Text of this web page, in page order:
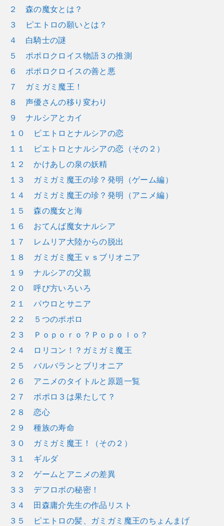
２ 森の魔女とは？
３ ピエトロの願いとは？
４ 白騎士の謎
５ ポポロクロイス物語３の推測
６ ポポロクロイスの善と悪
７ ガミガミ魔王！
８ 声優さんの移り変わり
９ ナルシアとカイ
１０ ピエトロとナルシアの恋
１１ ピエトロとナルシアの恋（その２）
１２ かけあしの泉の妖精
１３ ガミガミ魔王の珍？発明（ゲーム編）
１４ ガミガミ魔王の珍？発明（アニメ編）
１５ 森の魔女と海
１６ おてんば魔女ナルシア
１７ レムリア大陸からの脱出
１８ ガミガミ魔王ｖｓブリオニア
１９ ナルシアの父親
２０ 呼び方いろいろ
２１ パウロとサニア
２２ ５つのポポロ
２３ Ｐｏｐｏｒｏ？Ｐｏｐｏｌｏ？
２４ ロリコン！？ガミガミ魔王
２５ バルバランとブリオニア
２６ アニメのタイトルと原題一覧
２７ ポポロ３は果たして？
２８ 恋心
２９ 種族の寿命
３０ ガミガミ魔王！（その２）
３１ ギルダ
３２ ゲームとアニメの差異
３３ デフロボの秘密！
３４ 田森庸介先生の作品リスト
３５ ピエトロの髪、ガミガミ魔王のちょんまげ